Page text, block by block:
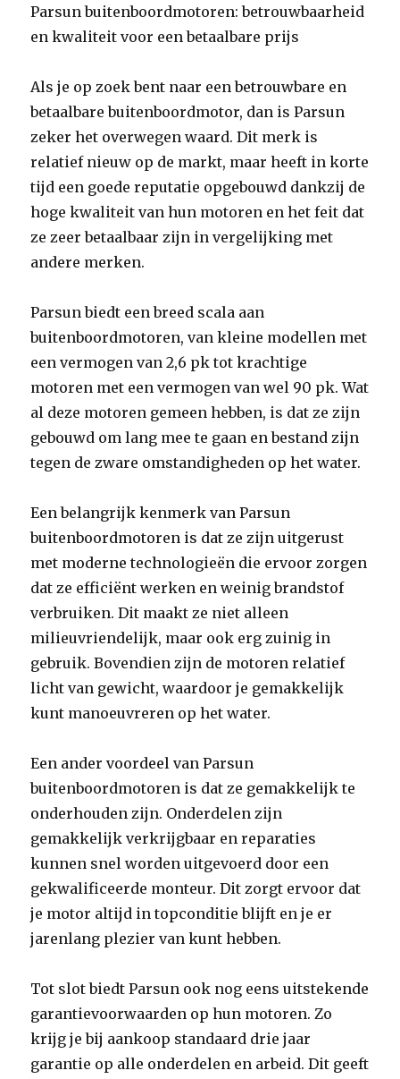
Parsun buitenboordmotoren: betrouwbaarheid
en kwaliteit voor een betaalbare prijs
Als je op zoek bent naar een betrouwbare en
betaalbare buitenboordmotor, dan is Parsun
zeker het overwegen waard. Dit merk is
relatief nieuw op de markt, maar heeft in korte
tijd een goede reputatie opgebouwd dankzij de
hoge kwaliteit van hun motoren en het feit dat
ze zeer betaalbaar zijn in vergelijking met
andere merken.
Parsun biedt een breed scala aan
buitenboordmotoren, van kleine modellen met
een vermogen van 2,6 pk tot krachtige
motoren met een vermogen van wel 90 pk. Wat
al deze motoren gemeen hebben, is dat ze zijn
gebouwd om lang mee te gaan en bestand zijn
tegen de zware omstandigheden op het water.
Een belangrijk kenmerk van Parsun
buitenboordmotoren is dat ze zijn uitgerust
met moderne technologieën die ervoor zorgen
dat ze efficiënt werken en weinig brandstof
verbruiken. Dit maakt ze niet alleen
milieuvriendelijk, maar ook erg zuinig in
gebruik. Bovendien zijn de motoren relatief
licht van gewicht, waardoor je gemakkelijk
kunt manoeuvreren op het water.
Een ander voordeel van Parsun
buitenboordmotoren is dat ze gemakkelijk te
onderhouden zijn. Onderdelen zijn
gemakkelijk verkrijgbaar en reparaties
kunnen snel worden uitgevoerd door een
gekwalificeerde monteur. Dit zorgt ervoor dat
je motor altijd in topconditie blijft en je er
jarenlang plezier van kunt hebben.
Tot slot biedt Parsun ook nog eens uitstekende
garantievoorwaarden op hun motoren. Zo
krijg je bij aankoop standaard drie jaar
garantie op alle onderdelen en arbeid. Dit geeft